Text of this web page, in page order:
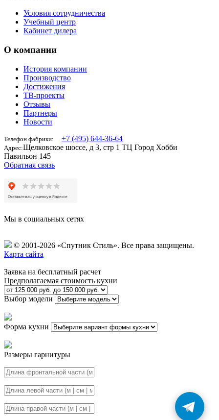
Условия сотрудничества
Учебный центр
Кабинет дилера
О компании
История компании
Производство
Достижения
ТВ-проекты
Отзывы
Партнеры
Новости
Телефон фабрики: +7 (495) 644-36-64
Адрес:Щелковское шоссе, д 3, стр 1 ТЦ Город Хобби
Павильон 145
Обратная связь
Мы в социальных сетях
© 2001-2026 «Спутник Стиль». Все права защищены.
Карта сайта
Заявка на бесплатный расчет
Предполагаемая стоимость кухни
Выбор модели
Форма кухни
Размеры гарнитуры